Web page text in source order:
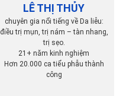
LÊ THỊ THỦY
chuyên gia nổi tiếng về Da liễu:
điều trị mụn, trị nám – tàn nhang,
trị sẹo.
21+ năm kinh nghiệm
Hơn 20.000 ca tiểu phẫu thành
công